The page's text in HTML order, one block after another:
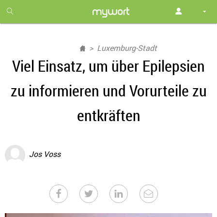
month
free
Luxemburg-Stadt
Viel Einsatz, um über Epilepsien
zu informieren und Vorurteile zu
entkräften
Jos Voss